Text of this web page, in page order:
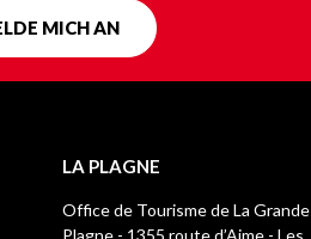
MICH AN
LA PLAGNE
Office de Tourisme de La Grande